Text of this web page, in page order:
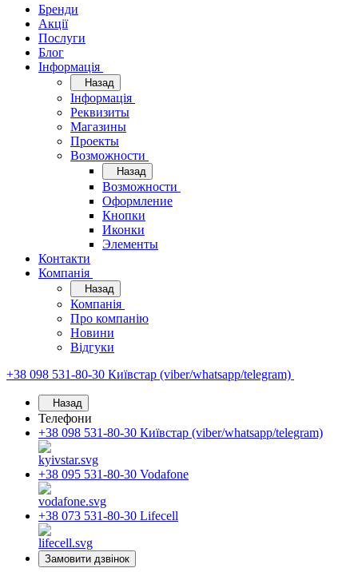
Бренди
Акції
Послуги
Блог
Інформація
Назад
Інформація
Реквизиты
Магазины
Проекты
Возможности
Назад
Возможности
Оформление
Кнопки
Иконки
Элементы
Контакти
Компанія
Назад
Компанія
Про компанію
Новини
Відгуки
+38 098 531-80-30 Київстар (viber/whatsapp/telegram)
Назад
Телефони
+38 098 531-80-30 Київстар (viber/whatsapp/telegram)
+38 095 531-80-30 Vodafone
+38 073 531-80-30 Lifecell
Замовити дзвінок